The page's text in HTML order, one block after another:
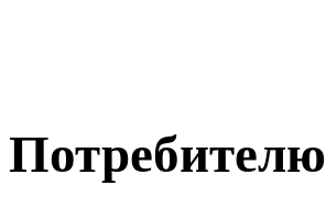
Потребителю